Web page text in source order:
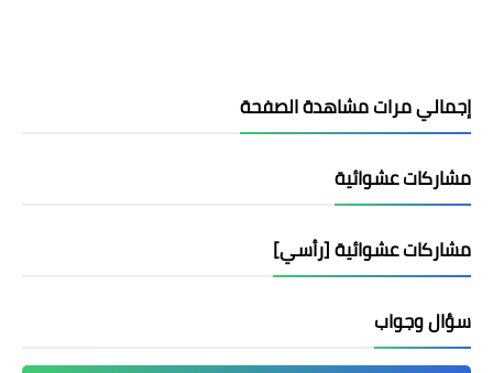
إجمالي مرات مشاهدة الصفحة
مشاركات عشوائية
مشاركات عشوائية [رأسي]
سؤال وجواب